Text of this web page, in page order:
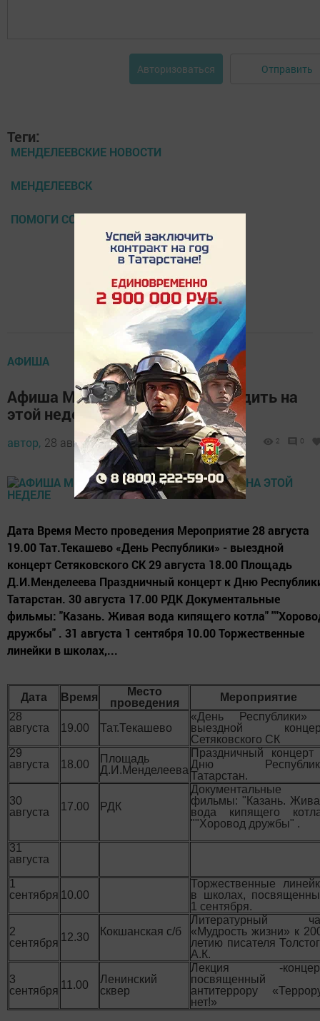
Авторизоваться Отправить
Теги:
МЕНДЕЛЕЕВСКИЕ НОВОСТИ
МЕНДЕЛЕЕВСК
ПОМОГИ СОБРАТЬСЯ В ШКОЛУ
АФИША
Афиша Менделеевска: Куда сходить на
этой неделе
автор, 28 августа 2017 - 05:49 2 0
Дата Время Место проведения Мероприятие 28 августа
19.00 Тат.Текашево «День Республики» - выездной
концерт Сетяковского СК 29 августа 18.00 Площадь
Д.И.Менделеева Праздничный концерт к Дню
Татарстан. 30 августа 17.00 РДК Документальные
фильмы: "Казань. Живая вода кипящего котла"
дружбы" . 31 августа 1 сентября 10.00 Торжественные
линейки в школах,...
Дата Время
Место
проведения
Мероприятие
28
августа
19.00 Тат.Текашево
«День Республики»
выездной
Сетяковского СК
29
августа
18.00
Площадь
Д.И.Менделеева
Праздничный концерт
Дню
Татарстан.
30
августа
17.00 РДК
Документальные
фильмы: "Казань.
вода кипящего
""Хоровод дружбы" .
31
августа
1
сентября 10.00
Торжественные
в школах,
1 сентября.
2
сентября 12.30 Кокшанская с/б
Литературный
«Мудрость жизни» к
летию писателя
А.К.
3
сентября 11.00
Ленинский
сквер
Лекция -
посвященный
антитеррору
нет!»